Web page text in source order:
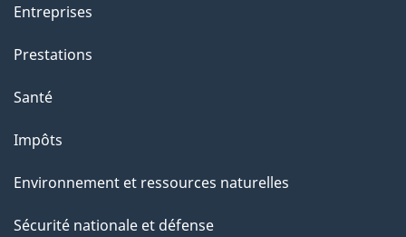
Entreprises
Prestations
Santé
Impôts
Environnement et ressources naturelles
Sécurité nationale et défense